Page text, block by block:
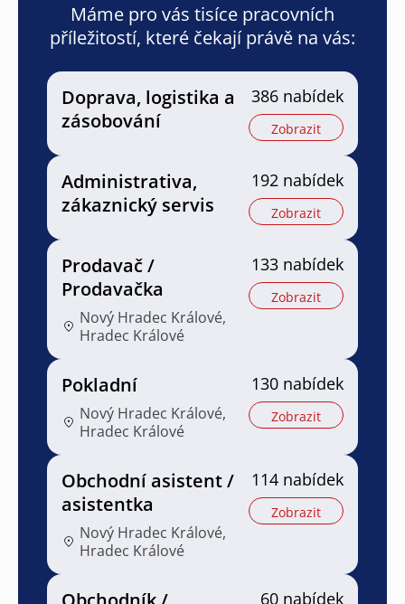
Máme pro vás tisíce pracovních
příležitostí, které čekají právě na vás:
Doprava, logistika a
zásobování
386 nabídek
Zobrazit
Administrativa,
zákaznický servis
192 nabídek
Zobrazit
Prodavač /
Prodavačka
Nový Hradec Králové,
Hradec Králové
133 nabídek
Zobrazit
Pokladní
Nový Hradec Králové,
Hradec Králové
130 nabídek
Zobrazit
Obchodní asistent /
asistentka
Nový Hradec Králové,
Hradec Králové
114 nabídek
Zobrazit
60 nabídek